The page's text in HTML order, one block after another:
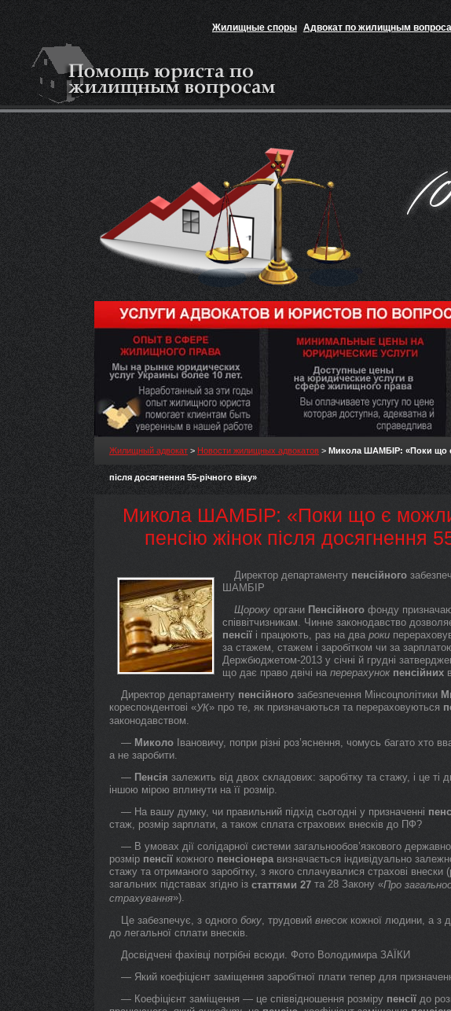
Жилищные споры Адвокат по жилищным
Жилищный адвокат > Новости жилищных адвокатов > Микола ШАМБІР: «Поки що
після досягнення 55-річного віку»
Микола ШАМБІР: «Поки що є
пенсію жінок після досягнення
Директор департаменту пенсійного
ШАМБІР
Щороку органи Пенсійного фонду
співвітчизникам. Чинне законодавство
пенсії і працюють, раз на два роки
за стажем, стажем і заробітком чи за
Держбюджетом-2013 у січні й грудні
що дає право двічі на перерахунок пенсійних
Директор департаменту пенсійного забезпечення Мінсоцполітики
кореспондентові «УК» про те, як призначаються та перераховуються
законодавством.
— Миколо Івановичу, попри різні роз’яснення, чомусь багато хто
а не заробити.
— Пенсія залежить від двох складових: заробітку та стажу, і це ті
іншою мірою вплинути на її розмір.
— На вашу думку, чи правильний підхід сьогодні у призначенні
стаж, розмір зарплати, а також сплата страхових внесків до ПФ?
— В умовах дії солідарної системи загальнообов’язкового
розмір пенсії кожного пенсіонеравизначається індивідуально
стажу та отриманого заробітку, з якого сплачувалися страхові внески
загальних підставах згідно із статтями 27 та 28 Закону «Про
страхування»).
Це забезпечує, з одного боку, трудовий внесок кожної людини, а з
до легальної сплати внесків.
Досвідчені фахівці потрібні всюди. Фото Володимира ЗАЇКИ
— Який коефіцієнт заміщення заробітної плати тепер для
— Коефіцієнт заміщення — це співвідношення розміру пенсії до